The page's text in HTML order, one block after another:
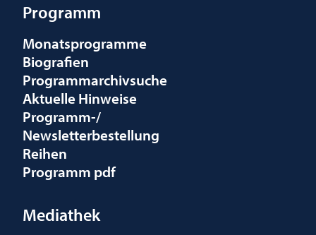
Programm
Monatsprogramme
Biografien
Programmarchivsuche
Aktuelle Hinweise
Programm-/
Newsletterbestellung
Reihen
Programm pdf
Mediathek